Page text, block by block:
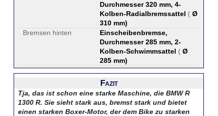
Durchmesser 320 mm, 4-
Kolben-Radialbremssattel ( Ø
310 mm)
Bremsen hinten
Einscheibenbremse,
Durchmesser 285 mm, 2-
Kolben-Schwimmsattel ( Ø
285 mm)
Fazit
Tja, das ist schon eine starke Maschine, die BMW R
1300 R. Sie sieht stark aus, bremst stark und bietet
einen starken Boxer-Motor, der dem Bike zu starken